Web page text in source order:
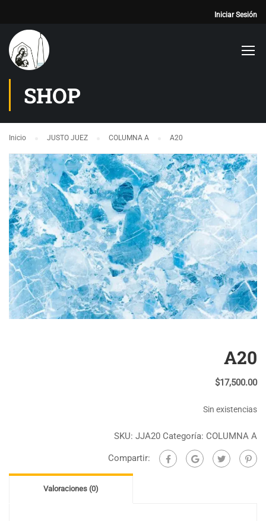
Iniciar Sesión
SHOP
Inicio JUSTO JUEZ COLUMNA A A20
A20
$17,500.00
Sin existencias
SKU: JJA20 Categoría: COLUMNA A
Compartir:
Valoraciones (0)